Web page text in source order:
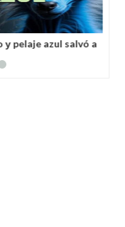
pelaje azul salvó a